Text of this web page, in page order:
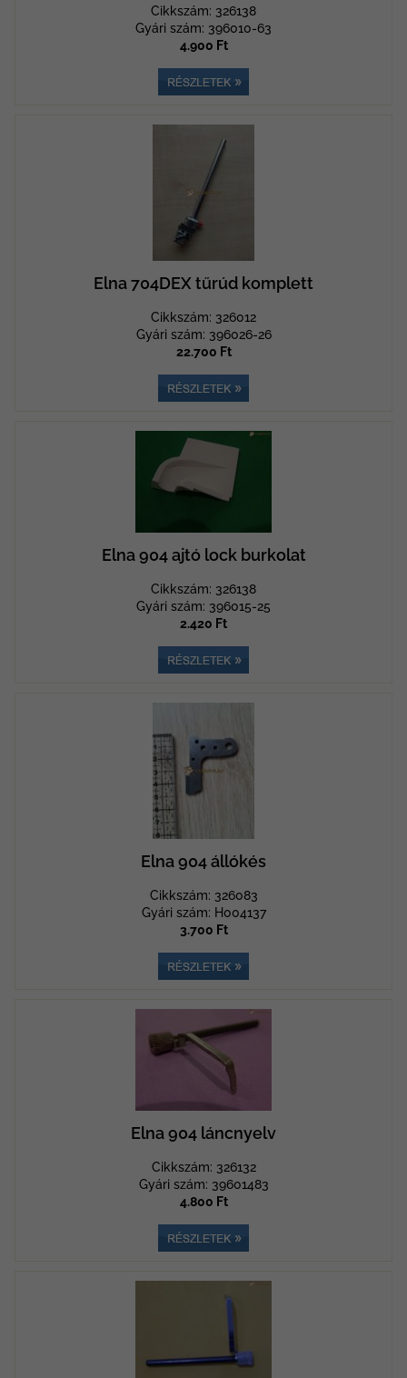
Cikkszám: 326138
Gyári szám: 396010-63
4.900 Ft
Elna 704DEX tűrúd komplett
Cikkszám: 326012
Gyári szám: 396026-26
22.700 Ft
Elna 904 ajtó lock burkolat
Cikkszám: 326138
Gyári szám: 396015-25
2.420 Ft
Elna 904 állókés
Cikkszám: 326083
Gyári szám: H004137
3.700 Ft
Elna 904 láncnyelv
Cikkszám: 326132
Gyári szám: 39601483
4.800 Ft